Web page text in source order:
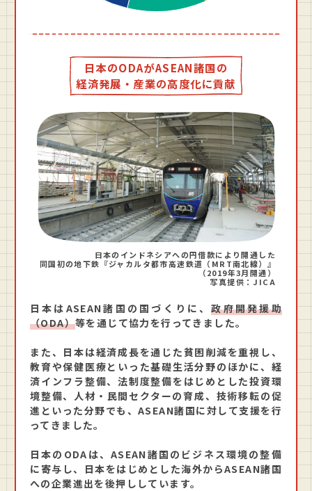
⽇本のODAがASEAN諸国の
経済発展・産業の⾼度化に貢献
日本のインドネシアへの円借款により開通した
同国初の地下鉄『ジャカルタ都市高速鉄道（MRT南北線）』
（2019年3月開通）
写真提供：JICA
日本はASEAN諸国の国づくりに、政府開発援助
（ODA）等を通じて協力を行ってきました。
また、日本は経済成長を通じた貧困削減を重視し、
教育や保健医療といった基礎生活分野のほかに、経
済インフラ整備、法制度整備をはじめとした投資環
境整備、人材・民間セクターの育成、技術移転の促
進といった分野でも、ASEAN諸国に対して支援を行
ってきました。
日本のODAは、ASEAN諸国のビジネス環境の整備
に寄与し、日本をはじめとした海外からASEAN諸国
への企業進出を後押ししています。